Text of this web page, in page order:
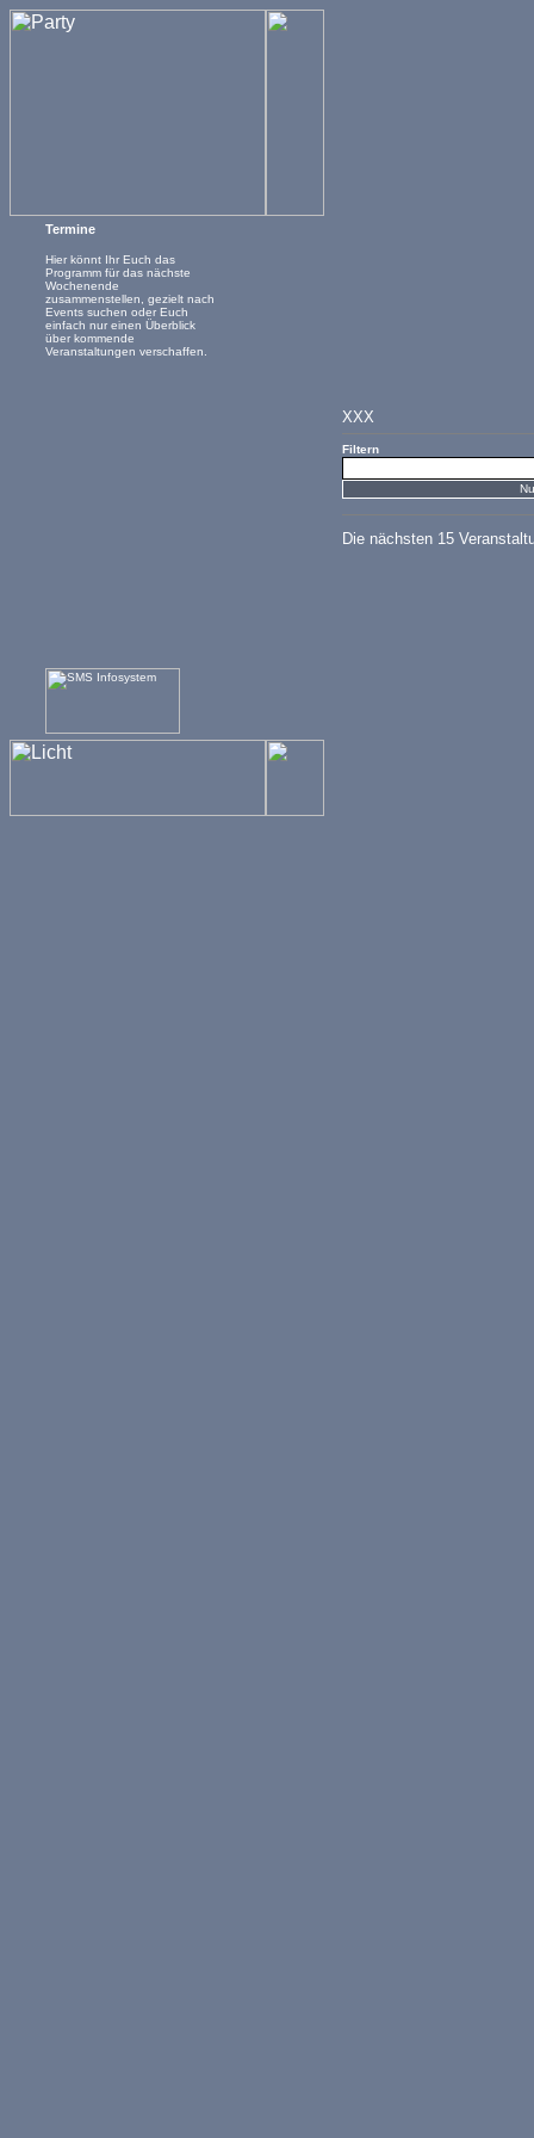
Termine
Hier könnt Ihr Euch das
Programm für das nächste
Wochenende
zusammenstellen, gezielt nach
Events suchen oder Euch
einfach nur einen Überblick
über kommende
Veranstaltungen verschaffen.
XXX
Filtern
Die nächsten 15